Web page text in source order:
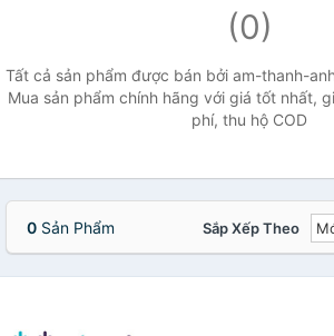
(0)
Tất cả sản phẩm được bán bởi am-thanh-
Mua sản phẩm chính hãng với giá tốt nhất,
phí, thu hộ COD
0 Sản Phẩm Sắp Xếp Theo